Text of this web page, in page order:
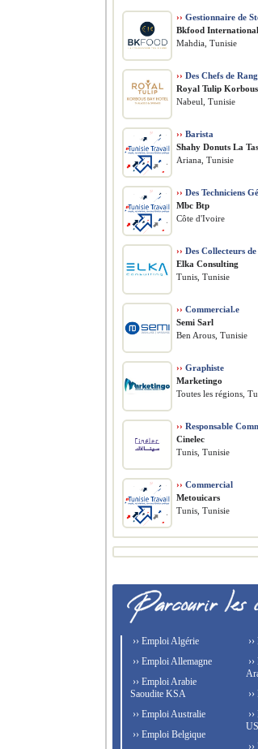
›› Gestionnaire de
Bkfood International
Mahdia, Tunisie
›› Des Chefs de
Royal Tulip
Nabeul, Tunisie
›› Barista
Shahy Donuts La
Ariana, Tunisie
›› Des Techniciens
Mbc Btp
Côte d'Ivoire
›› Des Collecteurs de
Elka Consulting
Tunis, Tunisie
›› Commercial.e
Semi Sarl
Ben Arous, Tunisie
›› Graphiste
Marketingo
Toutes les régions,
›› Responsable
Cinelec
Tunis, Tunisie
›› Commercial
Metouicars
Tunis, Tunisie
›› Emploi Algérie
›› Emploi Allemagne
›› Emploi Arabie
Saoudite KSA
›› Emploi Australie
›› Emploi Belgique